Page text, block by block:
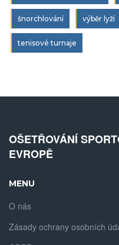
šnorchlování výběr lyží
tenisové turnaje
OŠETŘOVÁNÍ
EVROPĚ
MENU
O nás
Zásady ochrany osobních